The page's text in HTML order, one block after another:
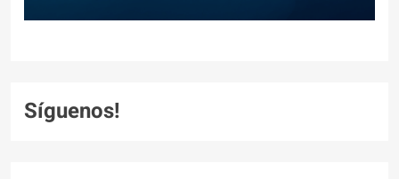
Síguenos!